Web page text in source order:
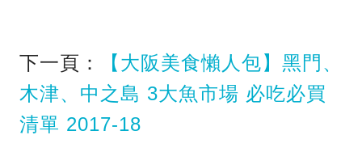
下一頁：
【大阪美食懶人包】黑門、
木津、中之島 3大魚市場 必吃必買
清單 2017-18